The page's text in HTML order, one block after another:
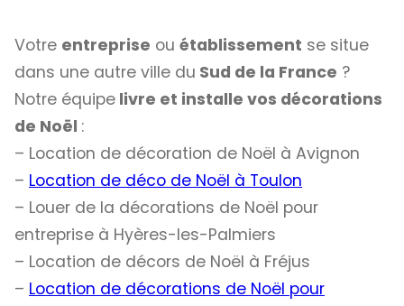
Votre entreprise ou établissement se situe
dans une autre ville du Sud de la France ?
Notre équipe livre et installe vos décorations
de Noël :
– Location de décoration de Noël à Avignon
– Location de déco de Noël à Toulon
– Louer de la décorations de Noël pour
entreprise à Hyères-les-Palmiers
– Location de décors de Noël à Fréjus
– Location de décorations de Noël pour